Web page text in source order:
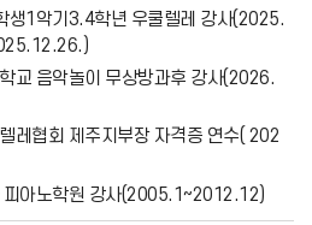
생1악기3.4학년 우쿨렐레 강사(2025.
교 음악놀이 무상방과후 강사(2026.
레협회 제주지부장 자격증 연수( 202
피아노학원 강사(2005.1~2012.12)